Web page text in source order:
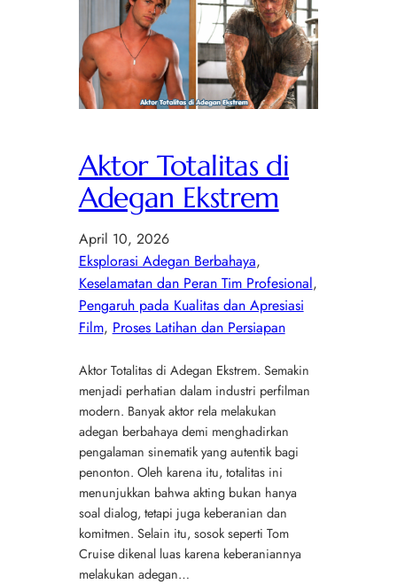
Aktor Totalitas di
Adegan Ekstrem
April 10, 2026
Eksplorasi Adegan Berbahaya
Keselamatan dan Peran Tim Profesional
Pengaruh pada Kualitas dan Apresiasi
Film, Proses Latihan dan Persiapan
Aktor Totalitas di Adegan Ekstrem. Semakin
menjadi perhatian dalam industri perfilman
modern. Banyak aktor rela melakukan
adegan berbahaya demi menghadirkan
pengalaman sinematik yang autentik bagi
penonton. Oleh karena itu, totalitas ini
menunjukkan bahwa akting bukan hanya
soal dialog, tetapi juga keberanian dan
komitmen. Selain itu, sosok seperti Tom
Cruise dikenal luas karena keberaniannya
melakukan adegan…